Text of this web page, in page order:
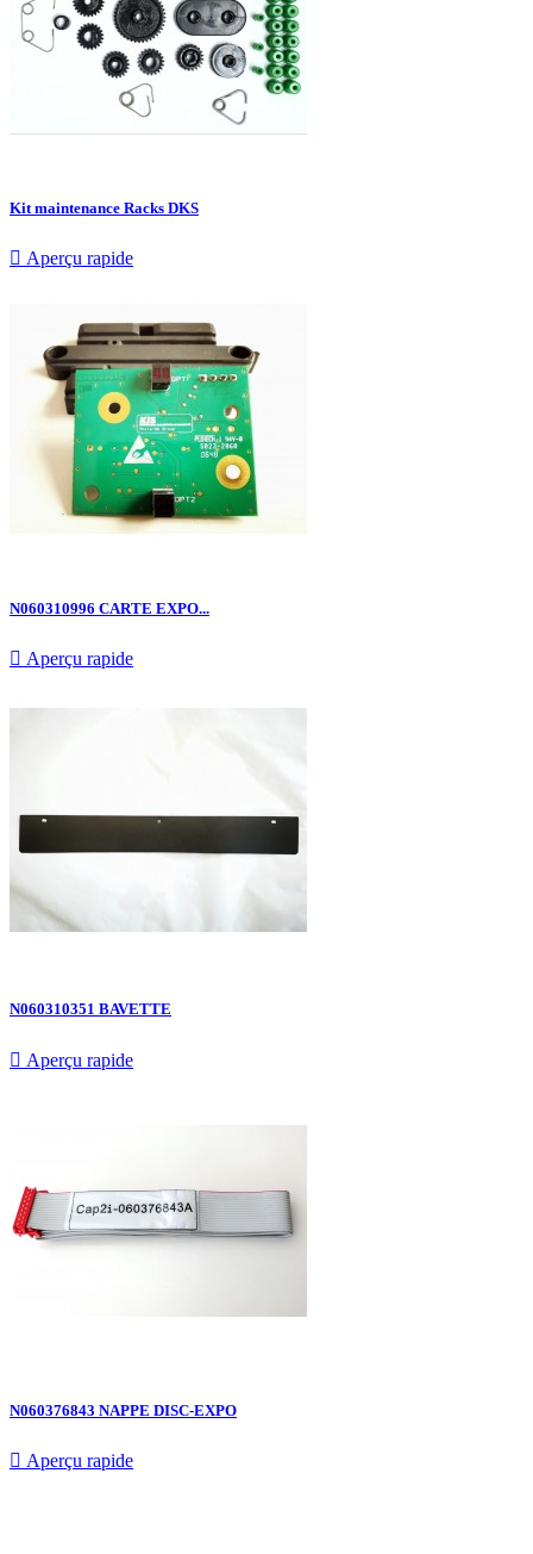
Kit maintenance Racks DKS
 Aperçu rapide
N060310996 CARTE EXPO...
 Aperçu rapide
N060310351 BAVETTE
 Aperçu rapide
N060376843 NAPPE DISC-EXPO
 Aperçu rapide